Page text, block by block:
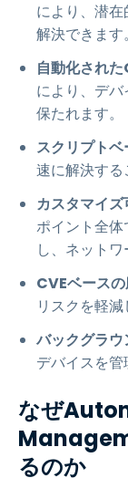
により、潜
解決できます。
自動化され
により、デ
保たれます。
スクリプト
速に解決する
カスタマイ
ポイント全体
し、ネットワ
CVEベース
リスクを軽減
バックグラ
デバイスを管
なぜ
るのか